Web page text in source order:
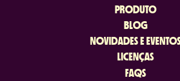
PRODUTO
BLOG
NOVIDADES E
LICENÇAS
FAQS